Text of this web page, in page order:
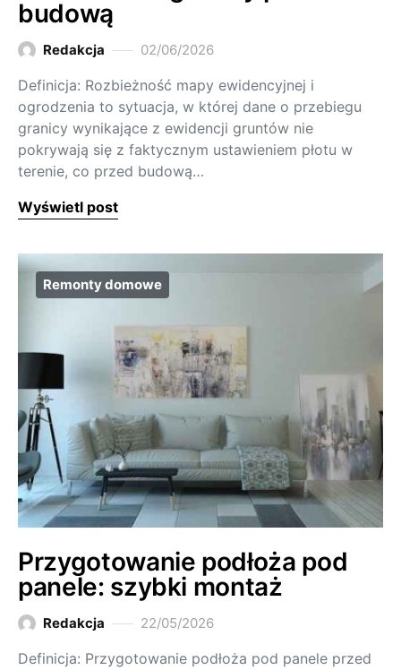
budową
Redakcja 02/06/2026
Definicja: Rozbieżność mapy ewidencyjnej i
ogrodzenia to sytuacja, w której dane o przebiegu
granicy wynikające z ewidencji gruntów nie
pokrywają się z faktycznym ustawieniem płotu w
terenie, co przed budową…
Wyświetl post
Remonty domowe
Przygotowanie podłoża pod
panele: szybki montaż
Redakcja 22/05/2026
Definicja: Przygotowanie podłoża pod panele przed